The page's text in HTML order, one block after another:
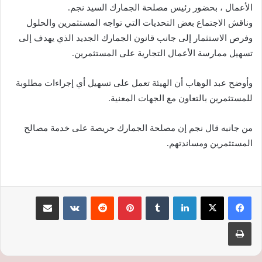
الأعمال ، بحضور رئيس مصلحة الجمارك السيد نجم.
وناقش الاجتماع بعض التحديات التي تواجه المستثمرين والحلول
وفرص الاستثمار إلى جانب قانون الجمارك الجديد الذي يهدف إلى
تسهيل ممارسة الأعمال التجارية على المستثمرين.
وأوضح عبد الوهاب أن الهيئة تعمل على تسهيل أي إجراءات مطلوبة
للمستثمرين بالتعاون مع الجهات المعنية.
من جانبه قال نجم إن مصلحة الجمارك حريصة على خدمة مصالح
المستثمرين ومساندتهم.
لينكدإن بينتيريست